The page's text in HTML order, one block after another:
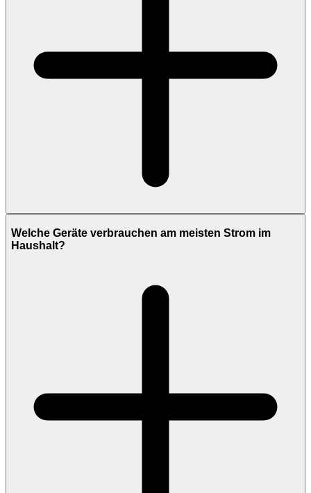
Welche Geräte verbrauchen am meisten Strom im
Haushalt?